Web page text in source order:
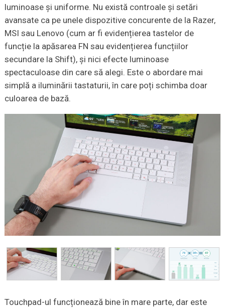
luminoase și uniforme. Nu există controale și setări
avansate ca pe unele dispozitive concurente de la Razer,
MSI sau Lenovo (cum ar fi evidențierea tastelor de
funcție la apăsarea FN sau evidențierea funcțiilor
secundare la Shift), și nici efecte luminoase
spectaculoase din care să alegi. Este o abordare mai
simplă a iluminării tastaturii, în care poți schimba doar
culoarea de bază.
Touchpad-ul funcționează bine în mare parte, dar este